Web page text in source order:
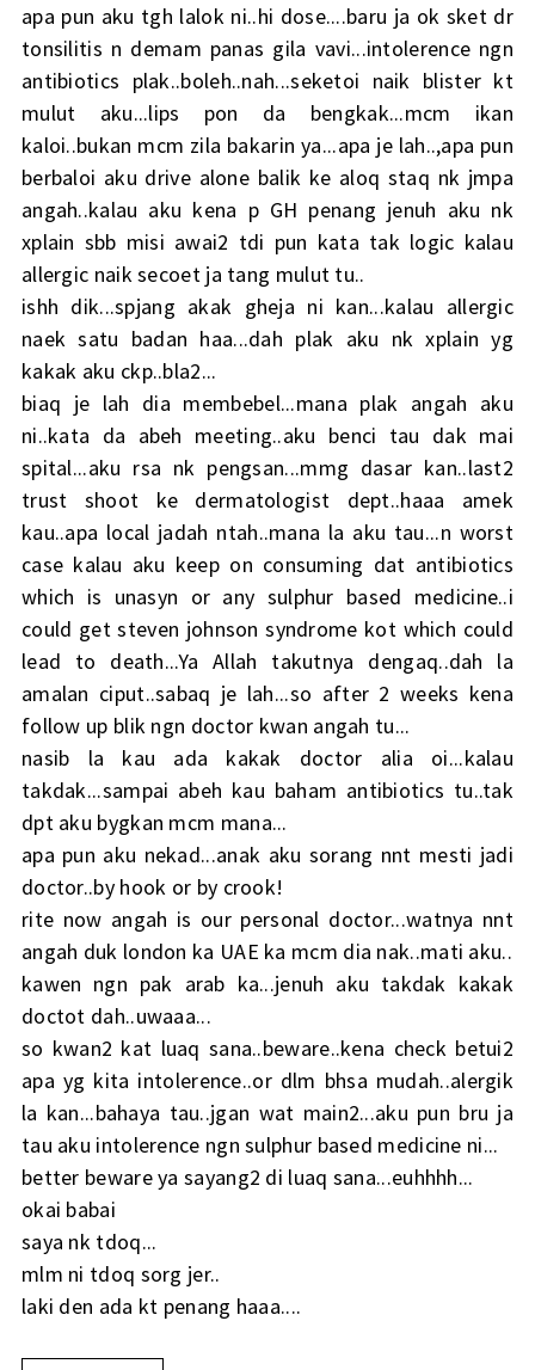
apa pun aku tgh lalok ni..hi dose....baru ja ok sket dr
tonsilitis n demam panas gila vavi...intolerence ngn
antibiotics plak..boleh..nah...seketoi naik blister kt
mulut aku...lips pon da bengkak...mcm ikan
kaloi..bukan mcm zila bakarin ya...apa je lah..,apa pun
berbaloi aku drive alone balik ke aloq staq nk jmpa
angah..kalau aku kena p GH penang jenuh aku nk
xplain sbb misi awai2 tdi pun kata tak logic kalau
allergic naik secoet ja tang mulut tu..
ishh dik...spjang akak gheja ni kan...kalau allergic
naek satu badan haa...dah plak aku nk xplain yg
kakak aku ckp..bla2...
biaq je lah dia membebel...mana plak angah aku
ni..kata da abeh meeting..aku benci tau dak mai
spital...aku rsa nk pengsan...mmg dasar kan..last2
trust shoot ke dermatologist dept..haaa amek
kau..apa local jadah ntah..mana la aku tau...n worst
case kalau aku keep on consuming dat antibiotics
which is unasyn or any sulphur based medicine..i
could get steven johnson syndrome kot which could
lead to death...Ya Allah takutnya dengaq..dah la
amalan ciput..sabaq je lah...so after 2 weeks kena
follow up blik ngn doctor kwan angah tu...
nasib la kau ada kakak doctor alia oi...kalau
takdak...sampai abeh kau baham antibiotics tu..tak
dpt aku bygkan mcm mana...
apa pun aku nekad...anak aku sorang nnt mesti jadi
doctor..by hook or by crook!
rite now angah is our personal doctor...watnya nnt
angah duk london ka UAE ka mcm dia nak..mati aku..
kawen ngn pak arab ka...jenuh aku takdak kakak
doctot dah..uwaaa...
so kwan2 kat luaq sana..beware..kena check betui2
apa yg kita intolerence..or dlm bhsa mudah..alergik
la kan...bahaya tau..jgan wat main2...aku pun bru ja
tau aku intolerence ngn sulphur based medicine ni...
better beware ya sayang2 di luaq sana...euhhhh...
okai babai
saya nk tdoq...
mlm ni tdoq sorg jer..
laki den ada kt penang haaa....